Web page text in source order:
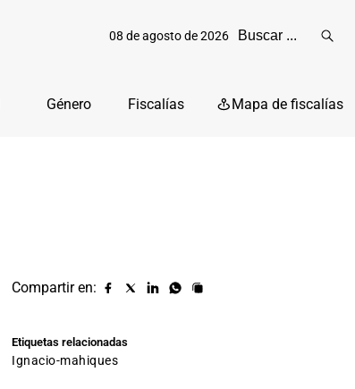
08 de agosto de 2026
Género Fiscalías Mapa de fiscalías
Compartir en:
Compartir
Compartir
Compartir
Compartir
Copiar
Etiquetas relacionadas
ignacio-mahiques